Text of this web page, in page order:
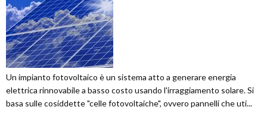
Un impianto fotovoltaico è un sistema atto a generare energia
elettrica rinnovabile a basso costo usando l'irraggiamento solare. Si
basa sulle cosiddette "celle fotovoltaiche", ovvero pannelli che uti...